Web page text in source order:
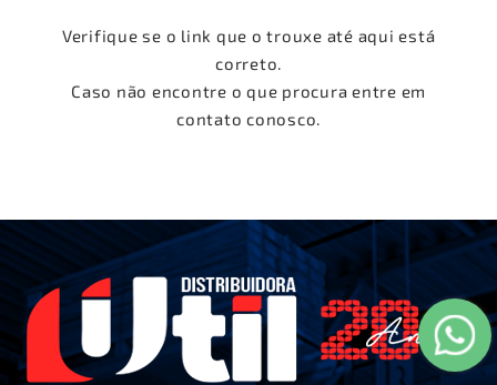
Verifique se o link que o trouxe até aqui está
correto.
Caso não encontre o que procura entre em
contato conosco.